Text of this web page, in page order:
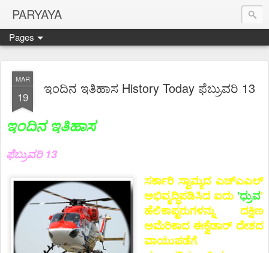
PARYAYA
Pages
MAR
19
ಇಂದಿನ ಇತಿಹಾಸ History Today ಫೆಬ್ರುವರಿ 13
ಇಂದಿನ ಇತಿಹಾಸ
ಫೆಬ್ರುವರಿ 13
ಸರ್ಕಾರಿ ಸ್ವಾಮ್ಯದ ಎಚ್‌ಎಎಲ್
ಅಭಿವೃದ್ಧಿಪಡಿಸಿದ ಐದು 'ಧ್ರುವ'
ಹೆಲಿಕಾಪ್ಟರುಗಳನ್ನು ದಕ್ಷಿಣ
ಅಮೆರಿಕಾದ ಈಕ್ವೆಡಾರ್ ದೇಶದ
ವಾಯುಪಡೆಗೆ